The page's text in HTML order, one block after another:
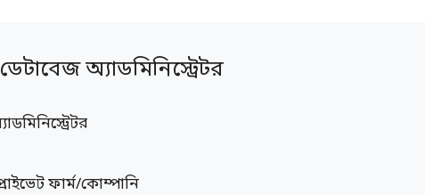
অ্যাডমিনিস্ট্রেটর
ফার্ম/কোম্পানি